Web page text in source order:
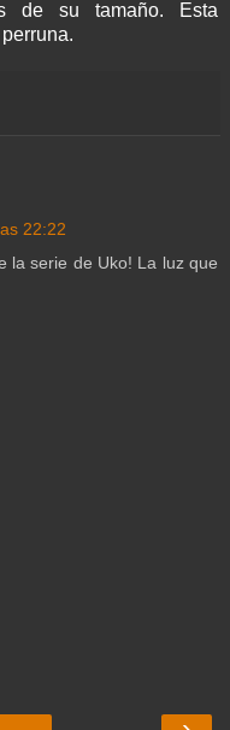
de su tamaño. Esta
22:22
la serie de Uko! La luz que